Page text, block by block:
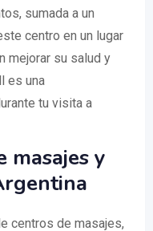
sumada a un
centro en un lugar
mejorar su salud y
es una
tu visita a
masajes y
centros de masajes,